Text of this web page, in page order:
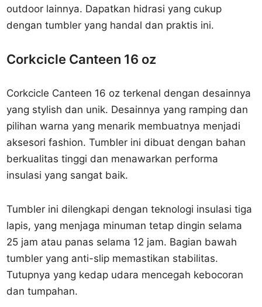
outdoor lainnya. Dapatkan hidrasi yang cukup
dengan tumbler yang handal dan praktis ini.
Corkcicle Canteen 16 oz
Corkcicle Canteen 16 oz terkenal dengan desainnya
yang stylish dan unik. Desainnya yang ramping dan
pilihan warna yang menarik membuatnya menjadi
aksesori fashion. Tumbler ini dibuat dengan bahan
berkualitas tinggi dan menawarkan performa
insulasi yang sangat baik.
Tumbler ini dilengkapi dengan teknologi insulasi tiga
lapis, yang menjaga minuman tetap dingin selama
25 jam atau panas selama 12 jam. Bagian bawah
tumbler yang anti-slip memastikan stabilitas.
Tutupnya yang kedap udara mencegah kebocoran
dan tumpahan.